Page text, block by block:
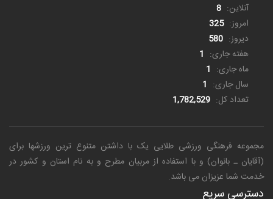
آنلاین: 8
امروز: 325
دیروز: 580
هفته جاری: 1
ماه جاری: 1
سال جاری: 1
تعداد کل: 1,782,529
مجموعه فرهنگی ورزشی طلایی یک با داشتن متنوع ترین ورزشها برای
(آقایان ـ بانوان) و با استفاده از مربیان مطرح و به نام استان و کشور در
خدمت شما عزیزان می باشد.
دسترسی سریع